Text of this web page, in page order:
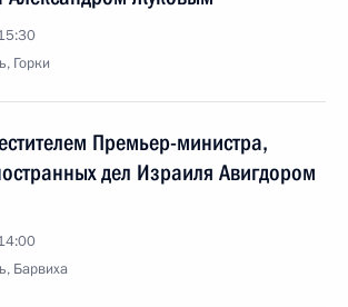
Горки
Премьер-министра,
дел Израиля Авигдором
Барвиха